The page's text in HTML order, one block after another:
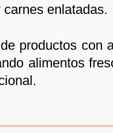
enlatadas.
productos con
alimentos